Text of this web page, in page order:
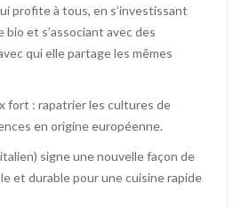
profite à tous, en s’investissant
et s’associant avec des
qui elle partage les mêmes
fort : rapatrier les cultures de
en origine européenne.
italien) signe une nouvelle façon de
et durable pour une cuisine rapide